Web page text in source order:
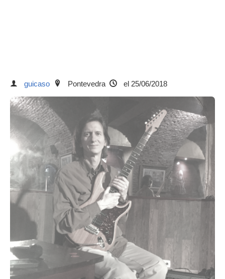
guicaso Pontevedra el 25/06/2018